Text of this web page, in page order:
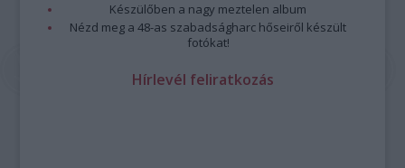
Készülőben a nagy meztelen album
Nézd meg a 48-as szabadságharc hőseiről készült
fotókat!
Hírlevél feliratkozás